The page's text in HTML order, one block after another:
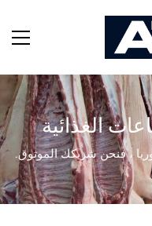
الغذائية
، فنحن شريكك الموثوق.